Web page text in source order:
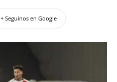
+ Seguinos en Google